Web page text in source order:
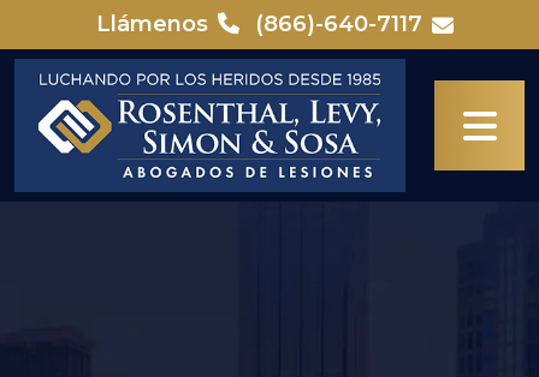
content
Llámenos (866)-640-7117